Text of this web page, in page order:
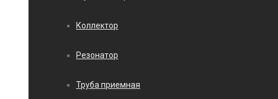
Коллектор
Резонатор
Труба приемная